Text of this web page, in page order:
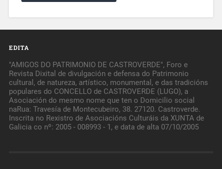
EDITA
"AMIGOS DO PATRIMONIO DE CASTROVERDE", Foro e
Revista Dixital de divulgación e defensa do Patrimonio
cultural, de natureza, artístico, monumental, e das tradicións
populares do CONCELLO de CASTROVERDE (LUGO), a
Asociación do mesmo nome que ten o Domicilio social
naRua: Travesía de Montecubeiro, 38. 27120. Castroverde.
Inscrita no Rexistro de Asociacións Culturáis da XUNTA de
Galicia co nº: 2005 - 008993 - 1, e data de alta 07/10/2005